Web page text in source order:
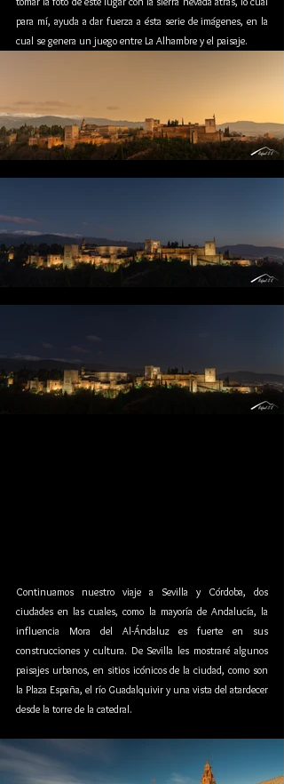
para mí, ayuda a dar fuerza a ésta serie de imágenes, en la
cual se genera un juego entre La Alhambre y el paisaje.
Continuamos nuestro viaje a Sevilla y Córdoba, dos
ciudades en las cuales, como la mayoría de Andalucía, la
influencia Mora del Al-Ándaluz es fuerte en sus
construcciones y cultura. De Sevilla les mostraré algunos
paisajes urbanos, en sitios icónicos de la ciudad, como son
la Plaza España, el río Guadalquivir y una vista del atardecer
desde la torre de la catedral.